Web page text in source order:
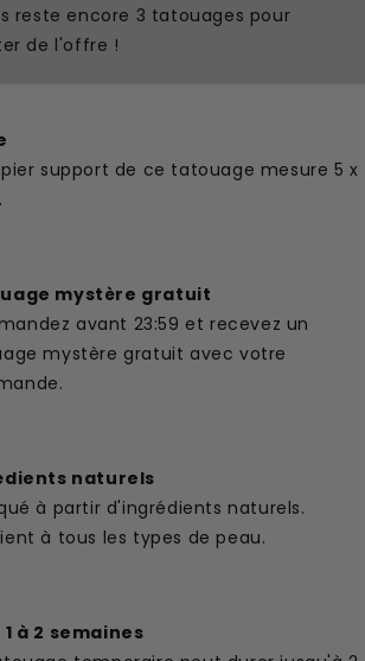
reste encore 3 tatouages pour
de l'offre !
support de ce tatouage mesure 5 x
mystère gratuit
avant 23:59 et recevez un
mystère gratuit avec votre
naturels
à partir d'ingrédients naturels.
à tous les types de peau.
1 à 2 semaines